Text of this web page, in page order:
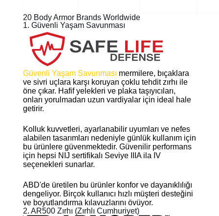
20 Body Armor Brands Worldwide
1. Güvenli Yaşam Savunması
Güvenli Yaşam Savunması mermilere, bıçaklara
ve sivri uçlara karşı koruyan çoklu tehdit zırhı ile
öne çıkar. Hafif yelekleri ve plaka taşıyıcıları,
onları yorulmadan uzun vardiyalar için ideal hale
getirir.
Kolluk kuvvetleri, ayarlanabilir uyumları ve nefes
alabilen tasarımları nedeniyle günlük kullanım için
bu ürünlere güvenmektedir. Güvenilir performans
için hepsi NIJ sertifikalı Seviye IIIA ila IV
seçenekleri sunarlar.
ABD'de üretilen bu ürünler konfor ve dayanıklılığı
dengeliyor. Birçok kullanıcı hızlı müşteri desteğini
ve boyutlandırma kılavuzlarını övüyor.
2. AR500 Zırhı (Zırhlı Cumhuriyet)